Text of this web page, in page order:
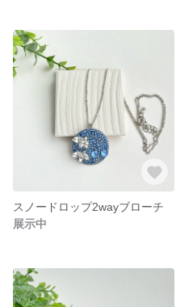
スノードロップ2wayブローチ
展示中